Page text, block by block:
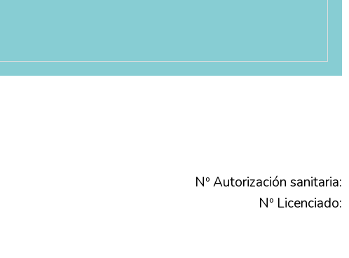
Nº Autorización sanitaria:
Nº Licenciado: